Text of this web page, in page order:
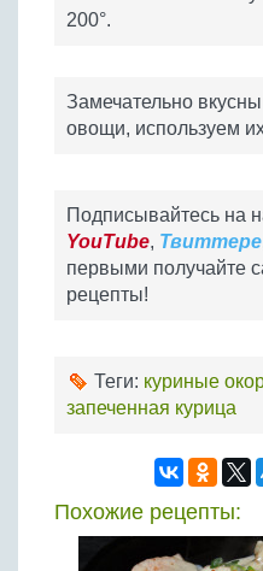
200°.
Замечательно
овощи, используем
Подписывайтесь на
YouTube, Твиттере
первыми получайте
рецепты!
Теги: куриные
запеченная курица
Похожие рецепты: